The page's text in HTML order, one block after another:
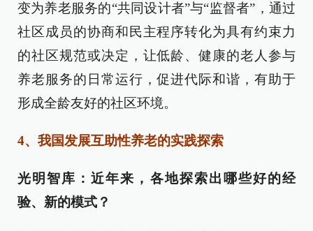
变为养老服务的“共同设计者”与“监督者”，通过
社区成员的协商和民主程序转化为具有约束力
的社区规范或决定，让低龄、健康的老人参与
养老服务的日常运行，促进代际和谐，有助于
形成全龄友好的社区环境。
4、我国发展互助性养老的实践探索
光明智库：近年来，各地探索出哪些好的经
验、新的模式？